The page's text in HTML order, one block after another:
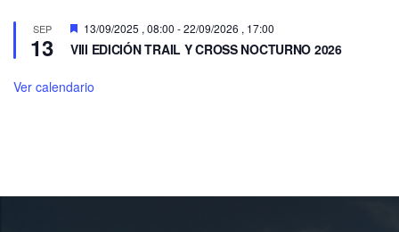
SEP
13
Destacado
13/09/2025 , 08:00 -22/09/2026 , 17:00
VIII EDICIÓN TRAIL Y CROSS NOCTURNO 2026
Ver calendario